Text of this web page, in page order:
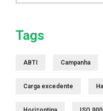
Tags
ABTI Campanha
Carga excedente